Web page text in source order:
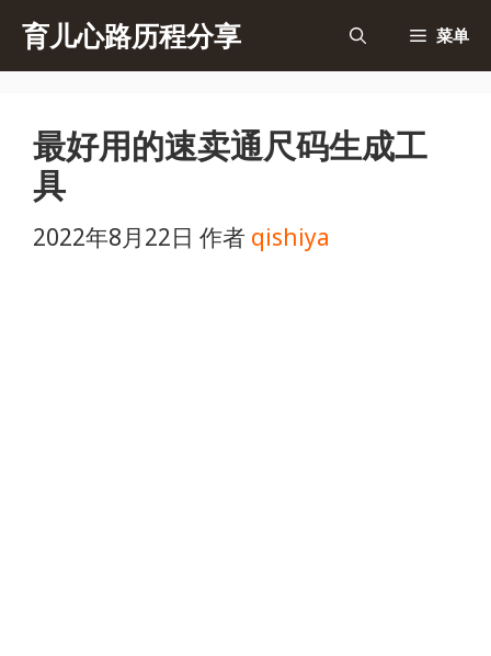
育儿心路历程分享 菜单
最好用的速卖通尺码生成工
具
2022年8月22日 作者 qishiya